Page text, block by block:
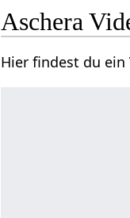
Aschera
Hier findest du